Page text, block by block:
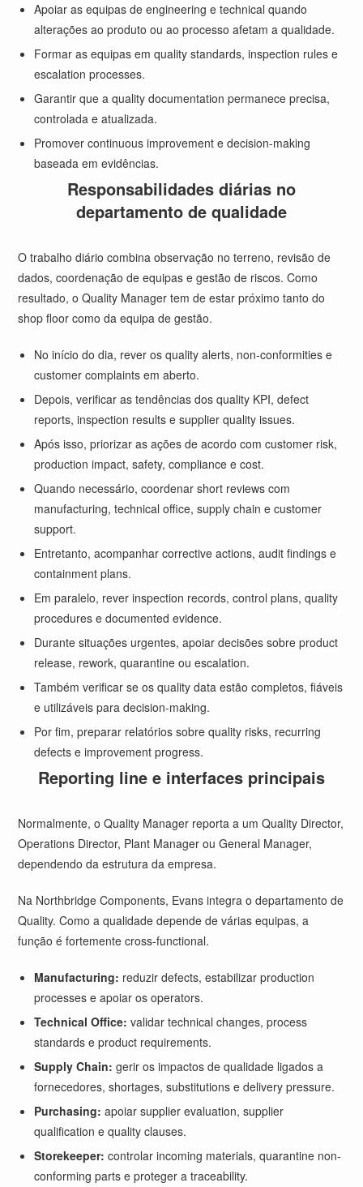
Apoiar as equipas de engineering e technical quando
alterações ao produto ou ao processo afetam a qualidade.
Formar as equipas em quality standards, inspection rules e
escalation processes.
Garantir que a quality documentation permanece precisa,
controlada e atualizada.
Promover continuous improvement e decision-making
baseada em evidências.
Responsabilidades diárias no
departamento de qualidade
O trabalho diário combina observação no terreno, revisão de
dados, coordenação de equipas e gestão de riscos. Como
resultado, o Quality Manager tem de estar próximo tanto do
shop floor como da equipa de gestão.
No início do dia, rever os quality alerts, non-conformities e
customer complaints em aberto.
Depois, verificar as tendências dos quality KPI, defect
reports, inspection results e supplier quality issues.
Após isso, priorizar as ações de acordo com customer risk,
production impact, safety, compliance e cost.
Quando necessário, coordenar short reviews com
manufacturing, technical office, supply chain e customer
support.
Entretanto, acompanhar corrective actions, audit findings e
containment plans.
Em paralelo, rever inspection records, control plans, quality
procedures e documented evidence.
Durante situações urgentes, apoiar decisões sobre product
release, rework, quarantine ou escalation.
Também verificar se os quality data estão completos, fiáveis
e utilizáveis para decision-making.
Por fim, preparar relatórios sobre quality risks, recurring
defects e improvement progress.
Reporting line e interfaces principais
Normalmente, o Quality Manager reporta a um Quality Director,
Operations Director, Plant Manager ou General Manager,
dependendo da estrutura da empresa.
Na Northbridge Components, Evans integra o departamento de
Quality. Como a qualidade depende de várias equipas, a
função é fortemente cross-functional.
Manufacturing: reduzir defects, estabilizar production
processes e apoiar os operators.
Technical Office: validar technical changes, process
standards e product requirements.
Supply Chain: gerir os impactos de qualidade ligados a
fornecedores, shortages, substitutions e delivery pressure.
Purchasing: apoiar supplier evaluation, supplier
qualification e quality clauses.
Storekeeper: controlar incoming materials, quarantine non-
conforming parts e proteger a traceability.